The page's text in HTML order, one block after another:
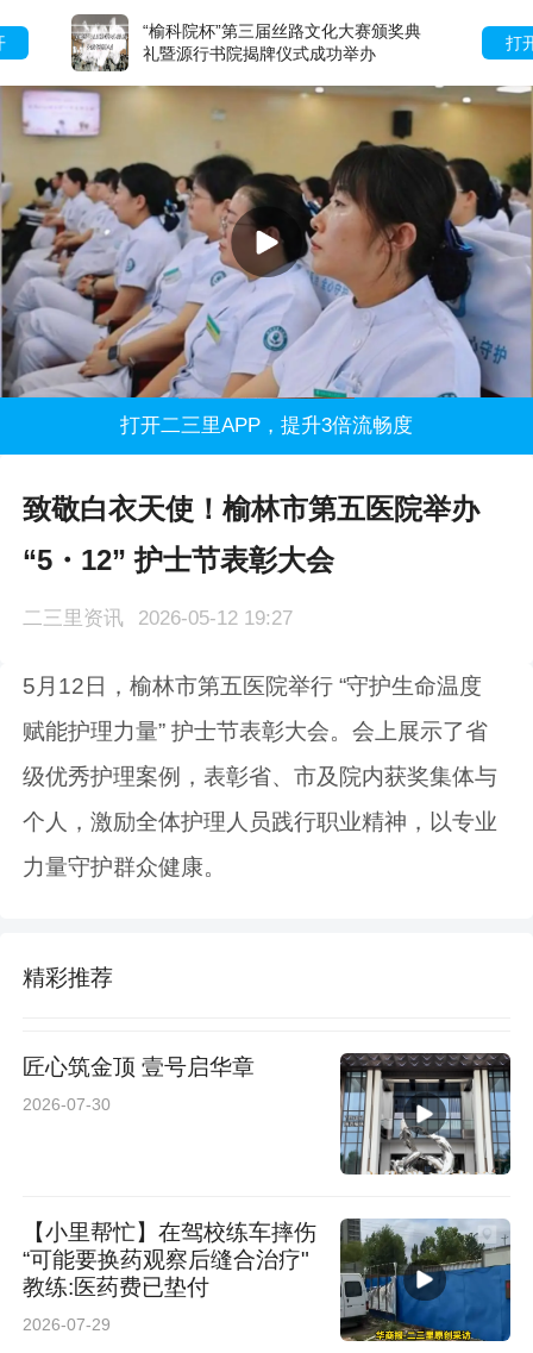
“榆科院杯”第三届丝路文化大赛颁奖典
礼暨源行书院揭牌仪式成功举办
打开二三里APP，提升3倍流畅度
致敬白衣天使！榆林市第五医院举办
“5・12” 护士节表彰大会
二三里资讯 2026-05-12 19:27
5月12日，榆林市第五医院举行 “守护生命温度
赋能护理力量” 护士节表彰大会。会上展示了省
级优秀护理案例，表彰省、市及院内获奖集体与
个人，激励全体护理人员践行职业精神，以专业
力量守护群众健康。
精彩推荐
匠心筑金顶 壹号启华章
2026-07-30
【小里帮忙】在驾校练车摔伤
“可能要换药观察后缝合治疗"
教练:医药费已垫付
2026-07-29